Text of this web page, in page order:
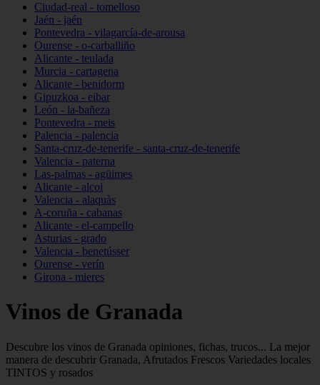
Ciudad-real - tomelloso
Jaén - jaén
Pontevedra - vilagarcía-de-arousa
Ourense - o-carballiño
Alicante - teulada
Murcia - cartagena
Alicante - benidorm
Gipuzkoa - eibar
León - la-bañeza
Pontevedra - meis
Palencia - palencia
Santa-cruz-de-tenerife - santa-cruz-de-tenerife
Valencia - paterna
Las-palmas - agüimes
Alicante - alcoi
Valencia - alaquàs
A-coruña - cabanas
Alicante - el-campello
Asturias - grado
Valencia - benetússer
Ourense - verín
Girona - mieres
Vinos de Granada
Descubre los vinos de Granada opiniones, fichas, trucos... La mejor
manera de descubrir Granada, Afrutados Frescos Variedades locales
TINTOS y rosados